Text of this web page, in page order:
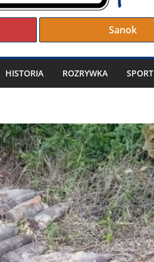
Sanok
HISTORIA ROZRYWKA SPORT